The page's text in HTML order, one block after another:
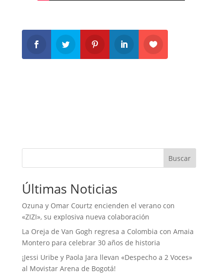
Buscar
Últimas Noticias
Ozuna y Omar Courtz encienden el verano con
«ZIZI», su explosiva nueva colaboración
La Oreja de Van Gogh regresa a Colombia con Amaia
Montero para celebrar 30 años de historia
¡Jessi Uribe y Paola Jara llevan «Despecho a 2 Voces»
al Movistar Arena de Bogotá!